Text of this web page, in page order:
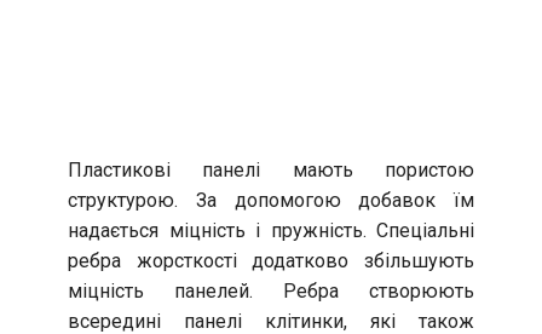
Пластикові панелі мають пористою
структурою. За допомогою добавок їм
надається міцність і пружність. Спеціальні
ребра жорсткості додатково збільшують
міцність панелей. Ребра створюють
всередині панелі клітинки, які також